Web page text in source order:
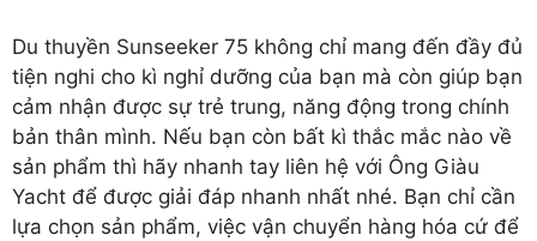
Du thuyền Sunseeker 75 không chỉ mang đến đầy đủ
tiện nghi cho kì nghỉ dưỡng của bạn mà còn giúp bạn
cảm nhận được sự trẻ trung, năng động trong chính
bản thân mình. Nếu bạn còn bất kì thắc mắc nào về
sản phẩm thì hãy nhanh tay liên hệ với Ông Giàu
Yacht để được giải đáp nhanh nhất nhé. Bạn chỉ cần
lựa chọn sản phẩm, việc vận chuyển hàng hóa cứ để